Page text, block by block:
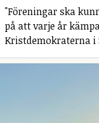
"Föreningar ska
på att varje år
Kristdemokraterna i